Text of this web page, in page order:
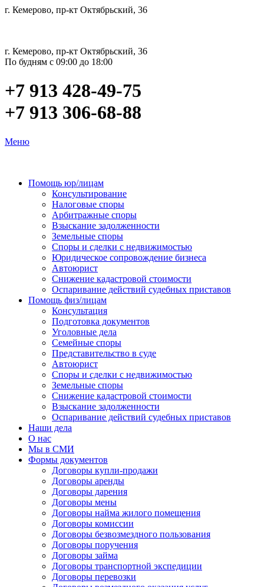
г. Кемерово, пр-кт Октябрьский, 36
г. Кемерово, пр-кт Октябрьский, 36
По будням с 09:00 до 18:00
+7 913 428-49-75
+7 913 306-68-88
Меню
Помощь юр/лицам
Консультирование
Налоговые споры
Арбитражные споры
Взыскание задолженности
Земельные споры
Споры и сделки с недвижимостью
Юридическое сопровождение бизнеса
Автоюрист
Снижение кадастровой стоимости
Оспаривание действий судебных приставов
Помощь физ/лицам
Консультация
Подготовка документов
Уголовные дела
Семейные споры
Представительство в суде
Автоюрист
Споры и сделки с недвижимостью
Земельные споры
Снижение кадастровой стоимости
Взыскание задолженности
Оспаривание действий судебных приставов
Наши дела
О нас
Мы в СМИ
Формы документов
Договоры купли-продажи
Договоры аренды
Договоры дарения
Договоры мены
Договоры найма жилого помещения
Договоры комиссии
Договоры безвозмездного пользования
Договоры поручения
Договоры займа
Договоры транспортной экспедиции
Договоры перевозки